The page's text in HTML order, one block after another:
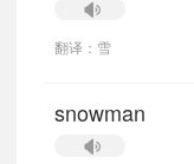
翻译：雪
snowman